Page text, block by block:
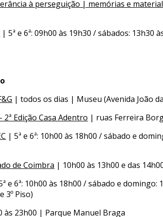
à perseguição | memórias e
| 5ª e 6ª: 09h00 às 19h30 / sábados: 13h30
| todos os dias | Museu (Avenida João
Edição Casa Adentro | ruas Ferreira
| 5ª e 6ª: 10h00 às 18h00 / sábado e
de Coimbra | 10h00 às 13h00 e das
e 6ª: 10h00 às 18h00 / sábado e domingo:
3º Piso)
às 23h00 | Parque Manuel Braga